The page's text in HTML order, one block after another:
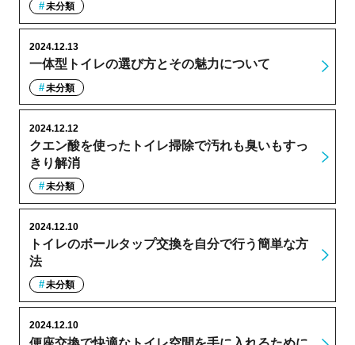
未分類
一体型トイレの選び方とその魅力について
2024.12.13
未分類
クエン酸を使ったトイレ掃除で汚れも臭いもすっ
きり解消
2024.12.12
未分類
トイレのボールタップ交換を自分で行う簡単な方
法
2024.12.10
未分類
2024.12.10